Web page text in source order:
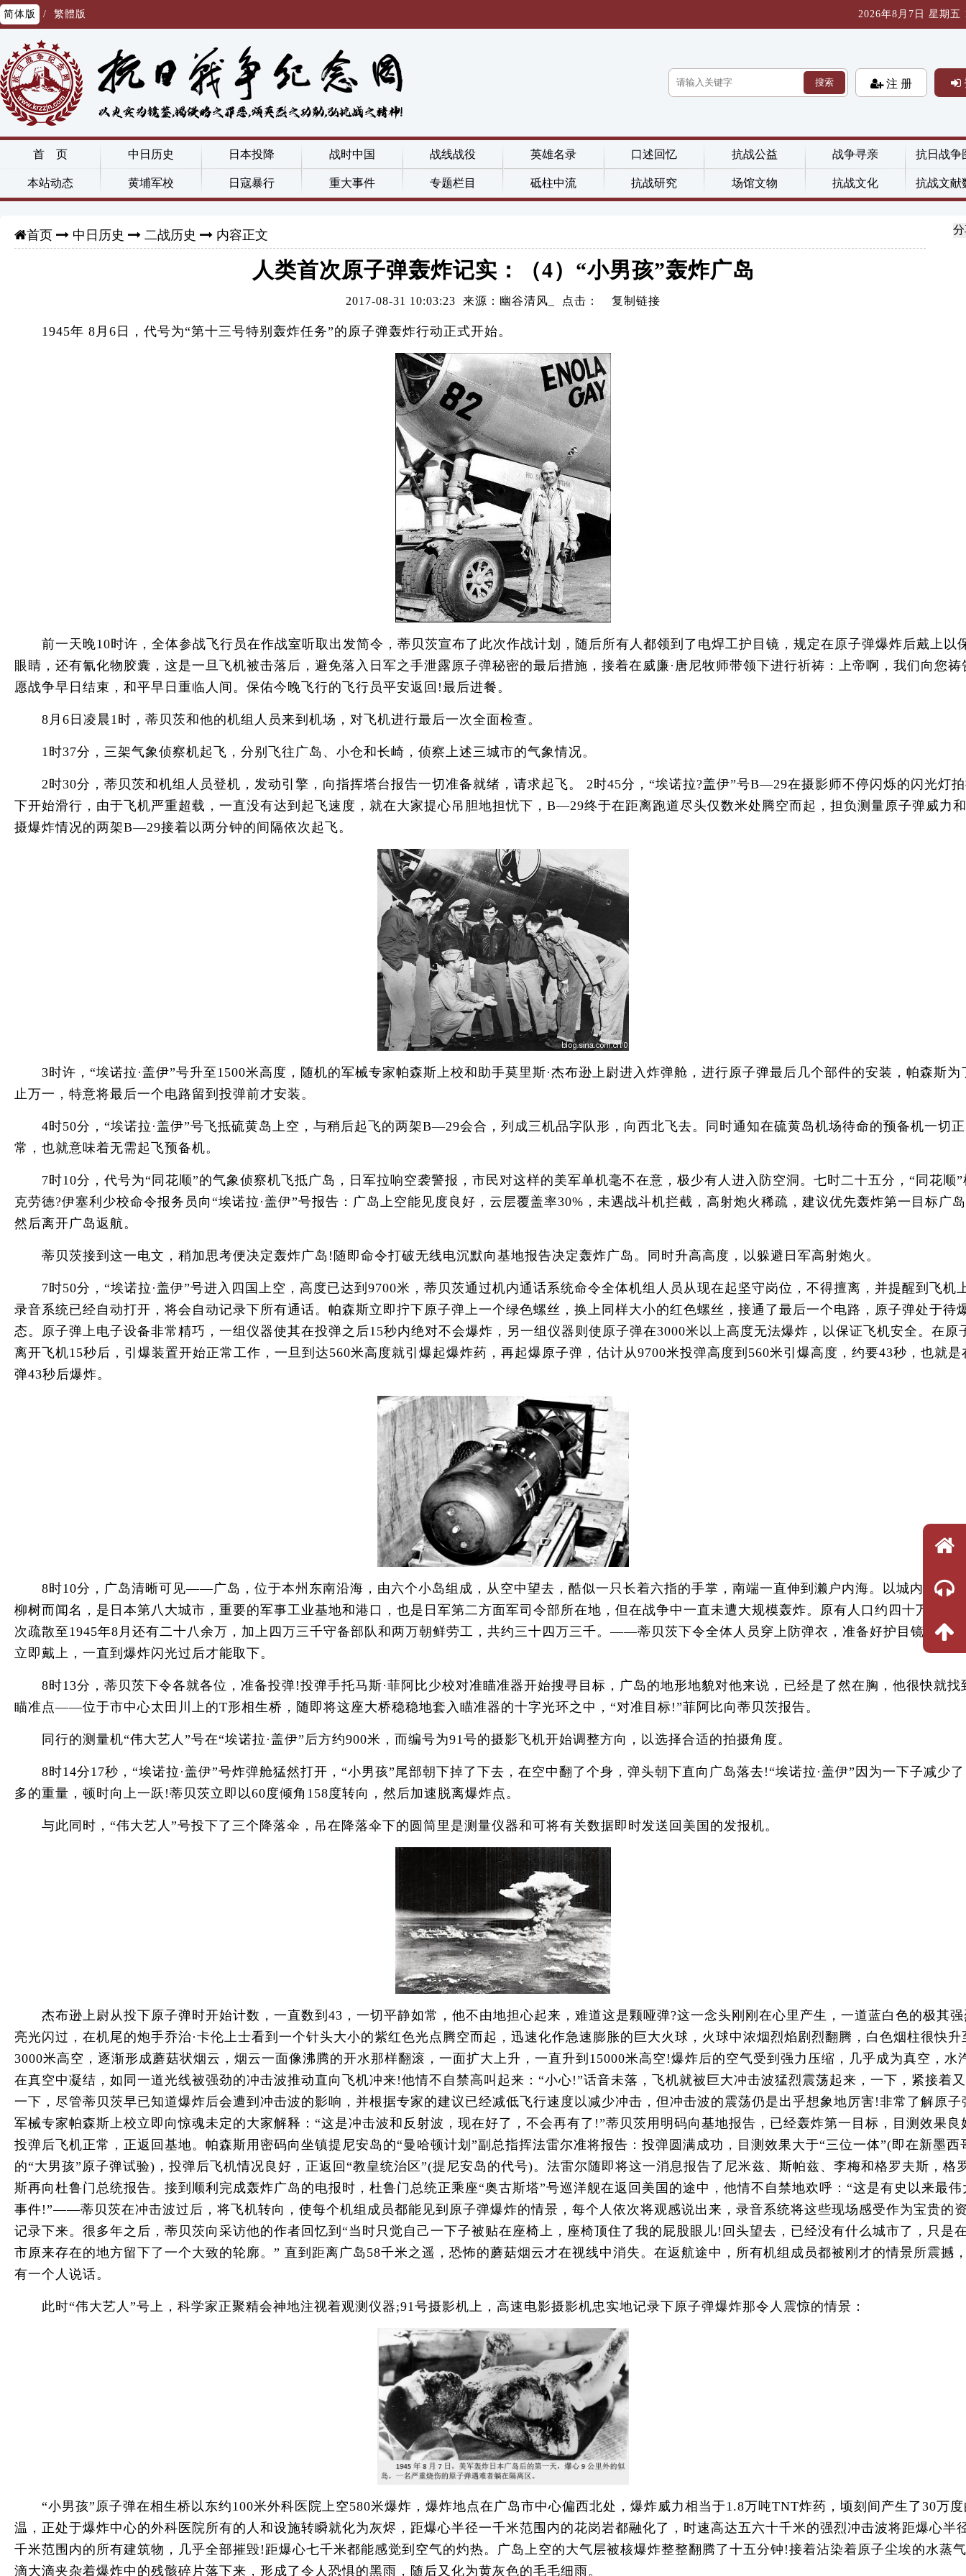
简体版 / 繁體版 2026年8月7日 星期五
搜索 注 册
首 页 中日历史 日本投降 战时中国 战线战役 英雄名录 口述回忆 抗战公益 战争寻亲 抗日战争
本站动态 黄埔军校 日寇暴行 重大事件 专题栏目 砥柱中流 抗战研究 场馆文物 抗战文化 抗战文献
首页 中日历史 二战历史 内容正文
人类首次原子弹轰炸记实：（4）“小男孩”轰炸广岛
2017-08-31 10:03:23 来源：幽谷清风_ 点击： 复制链接
1945年 8月6日，代号为“第十三号特别轰炸任务”的原子弹轰炸行动正式开始。
前一天晚10时许，全体参战飞行员在作战室听取出发简令，蒂贝茨宣布了此次作战计划，随后所有人都领到了电焊工护目镜，规定在原子弹爆炸后戴上以
眼睛，还有氰化物胶囊，这是一旦飞机被击落后，避免落入日军之手泄露原子弹秘密的最后措施，接着在威廉·唐尼牧师带领下进行祈祷：上帝啊，我们向您祷
愿战争早日结束，和平早日重临人间。保佑今晚飞行的飞行员平安返回!最后进餐。
8月6日凌晨1时，蒂贝茨和他的机组人员来到机场，对飞机进行最后一次全面检查。
1时37分，三架气象侦察机起飞，分别飞往广岛、小仓和长崎，侦察上述三城市的气象情况。
2时30分，蒂贝茨和机组人员登机，发动引擎，向指挥塔台报告一切准备就绪，请求起飞。 2时45分，“埃诺拉?盖伊”号B—29在摄影师不停闪烁的闪光灯
下开始滑行，由于飞机严重超载，一直没有达到起飞速度，就在大家提心吊胆地担忧下，B—29终于在距离跑道尽头仅数米处腾空而起，担负测量原子弹威力
摄爆炸情况的两架B—29接着以两分钟的间隔依次起飞。
3时许，“埃诺拉·盖伊”号升至1500米高度，随机的军械专家帕森斯上校和助手莫里斯·杰布逊上尉进入炸弹舱，进行原子弹最后几个部件的安装，帕森斯为
止万一，特意将最后一个电路留到投弹前才安装。
4时50分，“埃诺拉·盖伊”号飞抵硫黄岛上空，与稍后起飞的两架B—29会合，列成三机品字队形，向西北飞去。同时通知在硫黄岛机场待命的预备机一切正
常，也就意味着无需起飞预备机。
7时10分，代号为“同花顺”的气象侦察机飞抵广岛，日军拉响空袭警报，市民对这样的美军单机毫不在意，极少有人进入防空洞。七时二十五分，“同花顺”
克劳德?伊塞利少校命令报务员向“埃诺拉·盖伊”号报告：广岛上空能见度良好，云层覆盖率30%，未遇战斗机拦截，高射炮火稀疏，建议优先轰炸第一目标广
然后离开广岛返航。
蒂贝茨接到这一电文，稍加思考便决定轰炸广岛!随即命令打破无线电沉默向基地报告决定轰炸广岛。同时升高高度，以躲避日军高射炮火。
7时50分，“埃诺拉·盖伊”号进入四国上空，高度已达到9700米，蒂贝茨通过机内通话系统命令全体机组人员从现在起坚守岗位，不得擅离，并提醒到飞机
录音系统已经自动打开，将会自动记录下所有通话。帕森斯立即拧下原子弹上一个绿色螺丝，换上同样大小的红色螺丝，接通了最后一个电路，原子弹处于待
态。原子弹上电子设备非常精巧，一组仪器使其在投弹之后15秒内绝对不会爆炸，另一组仪器则使原子弹在3000米以上高度无法爆炸，以保证飞机安全。在原
离开飞机15秒后，引爆装置开始正常工作，一旦到达560米高度就引爆起爆炸药，再起爆原子弹，估计从9700米投弹高度到560米引爆高度，约要43秒，也就是
弹43秒后爆炸。
8时10分，广岛清晰可见——广岛，位于本州东南沿海，由六个小岛组成，从空中望去，酷似一只长着六指的手掌，南端一直伸到濑户内海。以城内大量
柳树而闻名，是日本第八大城市，重要的军事工业基地和港口，也是日军第二方面军司令部所在地，但在战争中一直未遭大规模轰炸。原有人口约四十万，经
次疏散至1945年8月还有二十八余万，加上四万三千守备部队和两万朝鲜劳工，共约三十四万三千。——蒂贝茨下令全体人员穿上防弹衣，准备好护目镜，投
立即戴上，一直到爆炸闪光过后才能取下。
8时13分，蒂贝茨下令各就各位，准备投弹!投弹手托马斯·菲阿比少校对准瞄准器开始搜寻目标，广岛的地形地貌对他来说，已经是了然在胸，他很快就找
瞄准点——位于市中心太田川上的T形相生桥，随即将这座大桥稳稳地套入瞄准器的十字光环之中，“对准目标!”菲阿比向蒂贝茨报告。
同行的测量机“伟大艺人”号在“埃诺拉·盖伊”后方约900米，而编号为91号的摄影飞机开始调整方向，以选择合适的拍摄角度。
8时14分17秒，“埃诺拉·盖伊”号炸弹舱猛然打开，“小男孩”尾部朝下掉了下去，在空中翻了个身，弹头朝下直向广岛落去!“埃诺拉·盖伊”因为一下子减少
多的重量，顿时向上一跃!蒂贝茨立即以60度倾角158度转向，然后加速脱离爆炸点。
与此同时，“伟大艺人”号投下了三个降落伞，吊在降落伞下的圆筒里是测量仪器和可将有关数据即时发送回美国的发报机。
杰布逊上尉从投下原子弹时开始计数，一直数到43，一切平静如常，他不由地担心起来，难道这是颗哑弹?这一念头刚刚在心里产生，一道蓝白色的极其
亮光闪过，在机尾的炮手乔治·卡伦上士看到一个针头大小的紫红色光点腾空而起，迅速化作急速膨胀的巨大火球，火球中浓烟烈焰剧烈翻腾，白色烟柱很快升
3000米高空，逐渐形成蘑菇状烟云，烟云一面像沸腾的开水那样翻滚，一面扩大上升，一直升到15000米高空!爆炸后的空气受到强力压缩，几乎成为真空，水
在真空中凝结，如同一道光线被强劲的冲击波推动直向飞机冲来!他情不自禁高叫起来：“小心!”话音未落，飞机就被巨大冲击波猛烈震荡起来，一下，紧接着
一下，尽管蒂贝茨早已知道爆炸后会遭到冲击波的影响，并根据专家的建议已经减低飞行速度以减少冲击，但冲击波的震荡仍是出乎想象地厉害!非常了解原子
军械专家帕森斯上校立即向惊魂未定的大家解释：“这是冲击波和反射波，现在好了，不会再有了!”蒂贝茨用明码向基地报告，已经轰炸第一目标，目测效果良
投弹后飞机正常，正返回基地。帕森斯用密码向坐镇提尼安岛的“曼哈顿计划”副总指挥法雷尔准将报告：投弹圆满成功，目测效果大于“三位一体”(即在新墨西
的“大男孩”原子弹试验)，投弹后飞机情况良好，正返回“教皇统治区”(提尼安岛的代号)。法雷尔随即将这一消息报告了尼米兹、斯帕兹、李梅和格罗夫斯，格
斯再向杜鲁门总统报告。接到顺利完成轰炸广岛的电报时，杜鲁门总统正乘座“奥古斯塔”号巡洋舰在返回美国的途中，他情不自禁地欢呼：“这是有史以来最伟
事件!”——蒂贝茨在冲击波过后，将飞机转向，使每个机组成员都能见到原子弹爆炸的情景，每个人依次将观感说出来，录音系统将这些现场感受作为宝贵的
记录下来。很多年之后，蒂贝茨向采访他的作者回忆到“当时只觉自己一下子被贴在座椅上，座椅顶住了我的屁股眼儿!回头望去，已经没有什么城市了，只是
市原来存在的地方留下了一个大致的轮廓。” 直到距离广岛58千米之遥，恐怖的蘑菇烟云才在视线中消失。在返航途中，所有机组成员都被刚才的情景所震撼
有一个人说话。
此时“伟大艺人”号上，科学家正聚精会神地注视着观测仪器;91号摄影机上，高速电影摄影机忠实地记录下原子弹爆炸那令人震惊的情景：
“小男孩”原子弹在相生桥以东约100米外科医院上空580米爆炸，爆炸地点在广岛市中心偏西北处，爆炸威力相当于1.8万吨TNT炸药，顷刻间产生了30万
温，正处于爆炸中心的外科医院所有的人和设施转瞬就化为灰烬，距爆心半径一千米范围内的花岗岩都融化了，时速高达五六十千米的强烈冲击波将距爆心半
千米范围内的所有建筑物，几乎全部摧毁!距爆心七千米都能感觉到空气的灼热。广岛上空的大气层被核爆炸整整翻腾了十五分钟!接着沾染着原子尘埃的水蒸
滴大滴夹杂着爆炸中的残骸碎片落下来，形成了令人恐惧的黑雨，随后又化为黄灰色的毛毛细雨。